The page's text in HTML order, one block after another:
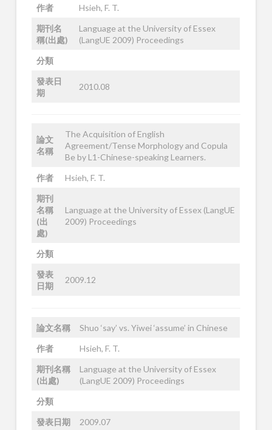
作者
Hsieh, F. T.
期刊名
稱(出處)
Language at the University of Essex
(LangUE 2009) Proceedings
分類
發表日
期
2010.08
論文
名稱
The Acquisition of English
Agreement/Tense Morphology and Copula
Be by L1-Chinese-speaking Learners.
作者
Hsieh, F. T.
期刊
名稱
(出
處)
Language at the University of Essex (LangUE
2009) Proceedings
分類
發表
日期
2009.12
論文名稱
Shuo ‘say’ vs. Yiwei ‘assume’ in Chinese
作者
Hsieh, F. T.
期刊名稱
(出處)
Language at the University of Essex
(LangUE 2009) Proceedings
分類
發表日期
2009.07